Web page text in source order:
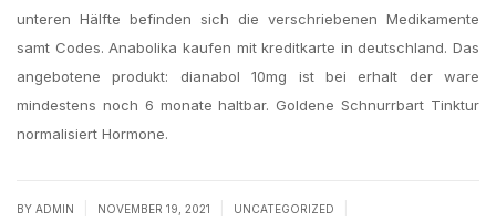
unteren Hälfte befinden sich die verschriebenen Medikamente
samt Codes. Anabolika kaufen mit kreditkarte in deutschland. Das
angebotene produkt: dianabol 10mg ist bei erhalt der ware
mindestens noch 6 monate haltbar. Goldene Schnurrbart Tinktur
normalisiert Hormone.
BY ADMIN NOVEMBER 19, 2021 UNCATEGORIZED